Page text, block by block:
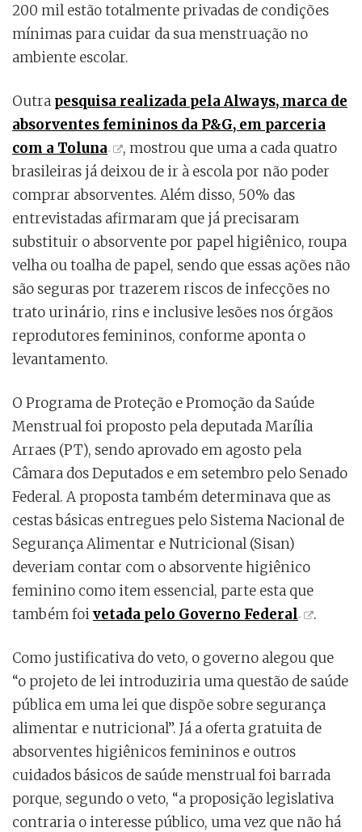
200 mil estão totalmente privadas de condições
mínimas para cuidar da sua menstruação no
ambiente escolar.
Outra pesquisa realizada pela Always, marca de
absorventes femininos da P&G, em parceria
com a Toluna
, mostrou que uma a cada quatro
brasileiras já deixou de ir à escola por não poder
comprar absorventes. Além disso, 50% das
entrevistadas afirmaram que já precisaram
substituir o absorvente por papel higiênico, roupa
velha ou toalha de papel, sendo que essas ações não
são seguras por trazerem riscos de infecções no
trato urinário, rins e inclusive lesões nos órgãos
reprodutores femininos, conforme aponta o
levantamento.
O Programa de Proteção e Promoção da Saúde
Menstrual foi proposto pela deputada Marília
Arraes (PT), sendo aprovado em agosto pela
Câmara dos Deputados e em setembro pelo Senado
Federal. A proposta também determinava que as
cestas básicas entregues pelo Sistema Nacional de
Segurança Alimentar e Nutricional (Sisan)
deveriam contar com o absorvente higiênico
feminino como item essencial, parte esta que
também foivetada pelo Governo Federal .
Como justificativa do veto, o governo alegou que
“o projeto de lei introduziria uma questão de saúde
pública em uma lei que dispõe sobre segurança
alimentar e nutricional”. Já a oferta gratuita de
absorventes higiênicos femininos e outros
cuidados básicos de saúde menstrual foi barrada
porque, segundo o veto, “a proposição legislativa
contraria o interesse público, uma vez que não há